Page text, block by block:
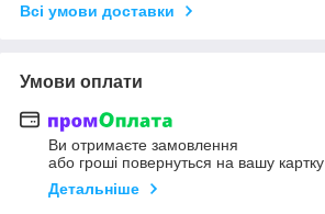
Всі умови доставки
Умови оплати
Ви отримаєте замовлення
або гроші повернуться на вашу картку
Детальніше